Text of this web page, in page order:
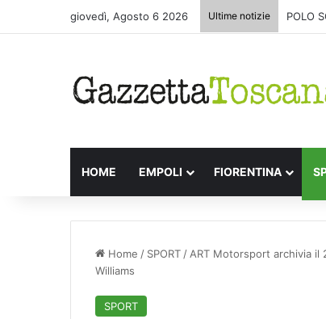
giovedì, Agosto 6 2026 Ultime notizie POLO
HOME EMPOLI FIORENTINA
Home / SPORT / ART Motorsport archivia il
Williams
SPORT